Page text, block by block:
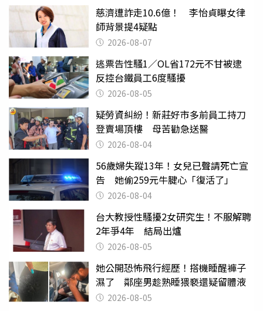
慈濟遭詐走10.6億！ 李怡貞曝女律
師背景提4疑點
2026-08-07
逃票告性騷1／OL省172元不甘被逮
反控台鐵員工6度騷擾
2026-08-05
疑勞資糾紛！新莊好市多前員工持刀
登賣場頂樓 母苦勸急送醫
2026-08-04
56歲婦失蹤13年！女兒已聲請死亡宣
告 她偷259元牛腱心「復活了」
2026-08-04
台大教授性騷擾2女研究生！不服解聘
2年爭4年 結局出爐
2026-08-05
她公開恐怖飛行經歷！搭機睡醒褲子
濕了 鄰座男趁熟睡猥褻還疑留體液
2026-08-05